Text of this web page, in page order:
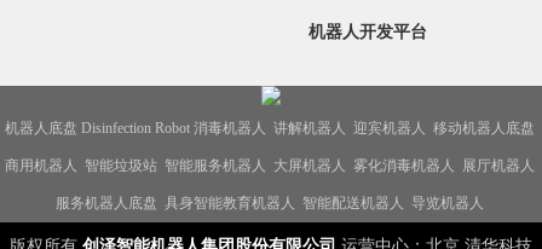
机器人开发平台
机器人底盘 Disinfection Robot 消毒机器人 讲解机器人 迎宾机器人 移动机器人底盘
商用机器人 智能垃圾站 智能服务机器人 大屏机器人 雾化消毒机器人 展厅机器人
服务机器人底盘 具身智能教育机器人 智能配送机器人 导览机器人